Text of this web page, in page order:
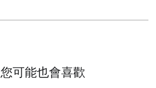
您可能也會喜歡